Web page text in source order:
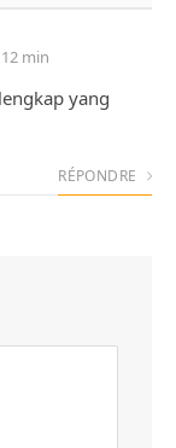
min
yang
RÉPONDRE